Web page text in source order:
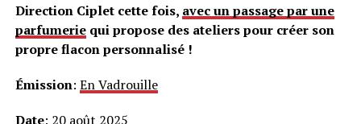
Direction Ciplet cette fois, avec un passage par une
parfumeriequi propose des ateliers pour créer son
propre flacon personnalisé !
Émission: En Vadrouille
Date: 20 août 2025